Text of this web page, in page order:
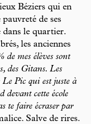
Béziers qui en
de ses
dans le quartier.
les anciennes
de mes élèves sont
des Gitans. Les
Le Pic qui est juste à
devant cette école
te faire écraser par
Salve de rires.